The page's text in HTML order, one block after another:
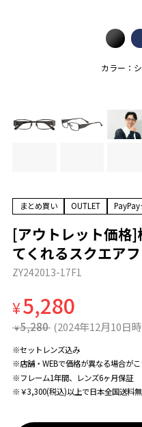
カラー：
まとめ買い OUTLET
[アウトレット価格
てくれるスクエア
ZY242013-17F1
¥5,280
¥ 5,280 (2024年12月10日
※セットレンズ込み
※店舗・WEBで価格が異なる場合がこ
※フレーム1年間、レンズ6ヶ月保証
※￥3,300(税込)以上で日本全国送料